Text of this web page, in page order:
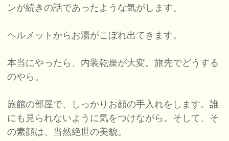
ンが続きの話であったような気がします。
ヘルメットからお湯がこぼれ出てきます。
本当にやったら、内装乾燥が大変。旅先でどうする
のやら。
旅館の部屋で、しっかりお顔の手入れをします。誰
にも見られないように気をつけながら。そして、そ
の素顔は、当然絶世の美貌。